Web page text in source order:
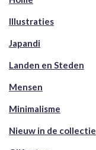
Illustraties
Japandi
Landen en Steden
Mensen
Minimalisme
Nieuw in de collectie